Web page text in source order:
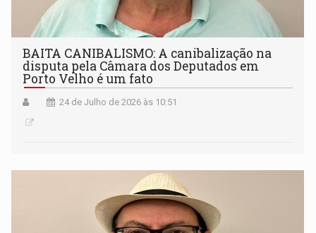
BAITA CANIBALISMO: A canibalização na
disputa pela Câmara dos Deputados em
Porto Velho é um fato
24 de Julho de 2026 às 10:51